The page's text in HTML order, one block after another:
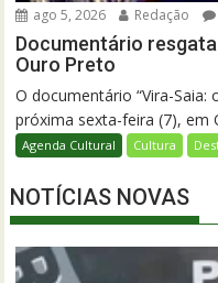
ago 5, 2026 Redação
Documentário
Ouro Preto
O documentário “Vira-Saia:
próxima sexta-feira (7), em
Agenda Cultural Cultura
NOTÍCIAS NOVAS